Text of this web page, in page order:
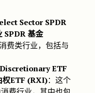
Sector SPDR
SPDR 基金
费类行业，包括与
ETF
权ETF (RXI)：这个